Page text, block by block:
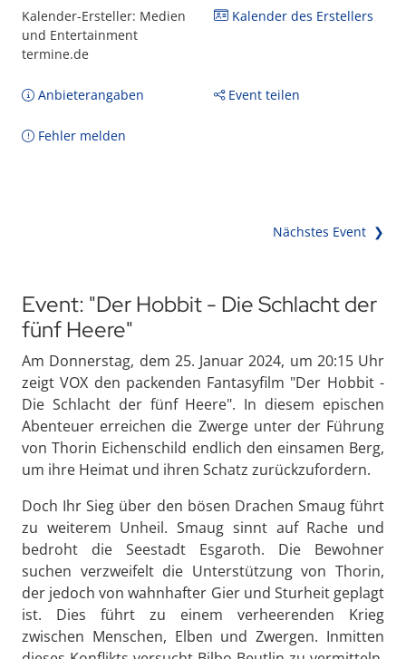
Kalender-Ersteller: Medien
und Entertainment
termine.de
Kalender des Erstellers
Anbieterangaben Event teilen
Fehler melden
Nächstes Event ❯
Event: "Der Hobbit - Die Schlacht der
fünf Heere"
Am Donnerstag, dem 25. Januar 2024, um 20:15 Uhr
zeigt VOX den packenden Fantasyfilm "Der Hobbit -
Die Schlacht der fünf Heere". In diesem epischen
Abenteuer erreichen die Zwerge unter der Führung
von Thorin Eichenschild endlich den einsamen Berg,
um ihre Heimat und ihren Schatz zurückzufordern.
Doch Ihr Sieg über den bösen Drachen Smaug führt
zu weiterem Unheil. Smaug sinnt auf Rache und
bedroht die Seestadt Esgaroth. Die Bewohner
suchen verzweifelt die Unterstützung von Thorin,
der jedoch von wahnhafter Gier und Sturheit geplagt
ist. Dies führt zu einem verheerenden Krieg
zwischen Menschen, Elben und Zwergen. Inmitten